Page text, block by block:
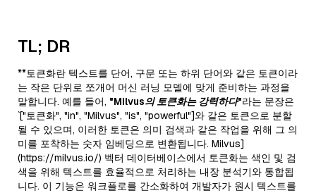
TL; DR
**토큰화란 텍스트를 단어, 구문 또는 하위 단어와 같은 토큰이라
는 작은 단위로 쪼개어 머신 러닝 모델에 맞게 준비하는 과정을
말합니다. 예를 들어, "Milvus의 토큰화는 강력하다"라는 문장은
`["토큰화", "in", "Milvus", "is", "powerful"]와 같은 토큰으로 분할
될 수 있으며, 이러한 토큰은 의미 검색과 같은 작업을 위해 그 의
미를 포착하는 숫자 임베딩으로 변환됩니다. Milvus]
(https://milvus.io/) 벡터 데이터베이스에서 토큰화는 색인 및 검
색을 위해 텍스트를 효율적으로 처리하는 내장 분석기와 통합됩
니다. 이 기능은 워크플로를 간소화하여 개발자가 원시 텍스트를